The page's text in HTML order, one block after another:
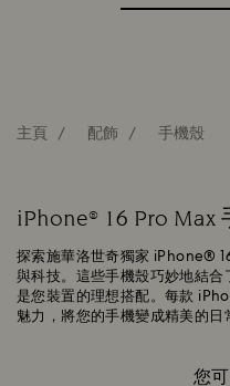
主頁 配飾 手機殼
iPhone® 16 Pro Max
探索施華洛世奇獨家 iPhone®
與科技。這些手機殼巧妙地結合
是您裝置的理想搭配。每款
魅力，將您的手機變成精美的日
您